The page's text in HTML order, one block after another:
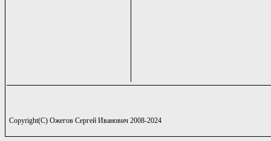
Copyright(C) Ожегов Сергей Иванович 2008-2024